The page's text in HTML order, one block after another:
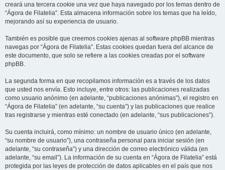
creará una tercera cookie una vez que haya navegado por los temas dentro de
“Ágora de Filatelia”. Esta almacena información sobre los temas que ha leído,
mejorando así su experiencia de usuario.
También es posible que creemos cookies ajenas al software phpBB mientras
navegas por “Ágora de Filatelia”. Estas cookies quedan fuera del alcance de
este documento, que solo se refiere a las cookies creadas por el software
phpBB.
La segunda forma en que recopilamos información es a través de los datos
que usted nos envía. Esto incluye, entre otros: las publicaciones realizadas
como usuario anónimo (en adelante, “publicaciones anónimas”), el registro en
“Ágora de Filatelia” (en adelante, “su cuenta”) y las publicaciones que realice
tras registrarse y mientras esté conectado (en adelante, “sus publicaciones”).
Su cuenta incluirá, como mínimo: un nombre de usuario único (en adelante,
“su nombre de usuario”), una contraseña personal para iniciar sesión (en
adelante, “su contraseña”) y una dirección de correo electrónico válida (en
adelante, “su email”). La información de su cuenta en “Ágora de Filatelia” está
protegida por las leyes de protección de datos aplicables en el país que nos